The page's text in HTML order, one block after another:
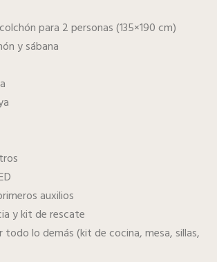
para 2 personas (135×190 cm)
y sábana
auxilios
y kit de rescate
todo lo demás (kit de cocina, mesa, sillas,